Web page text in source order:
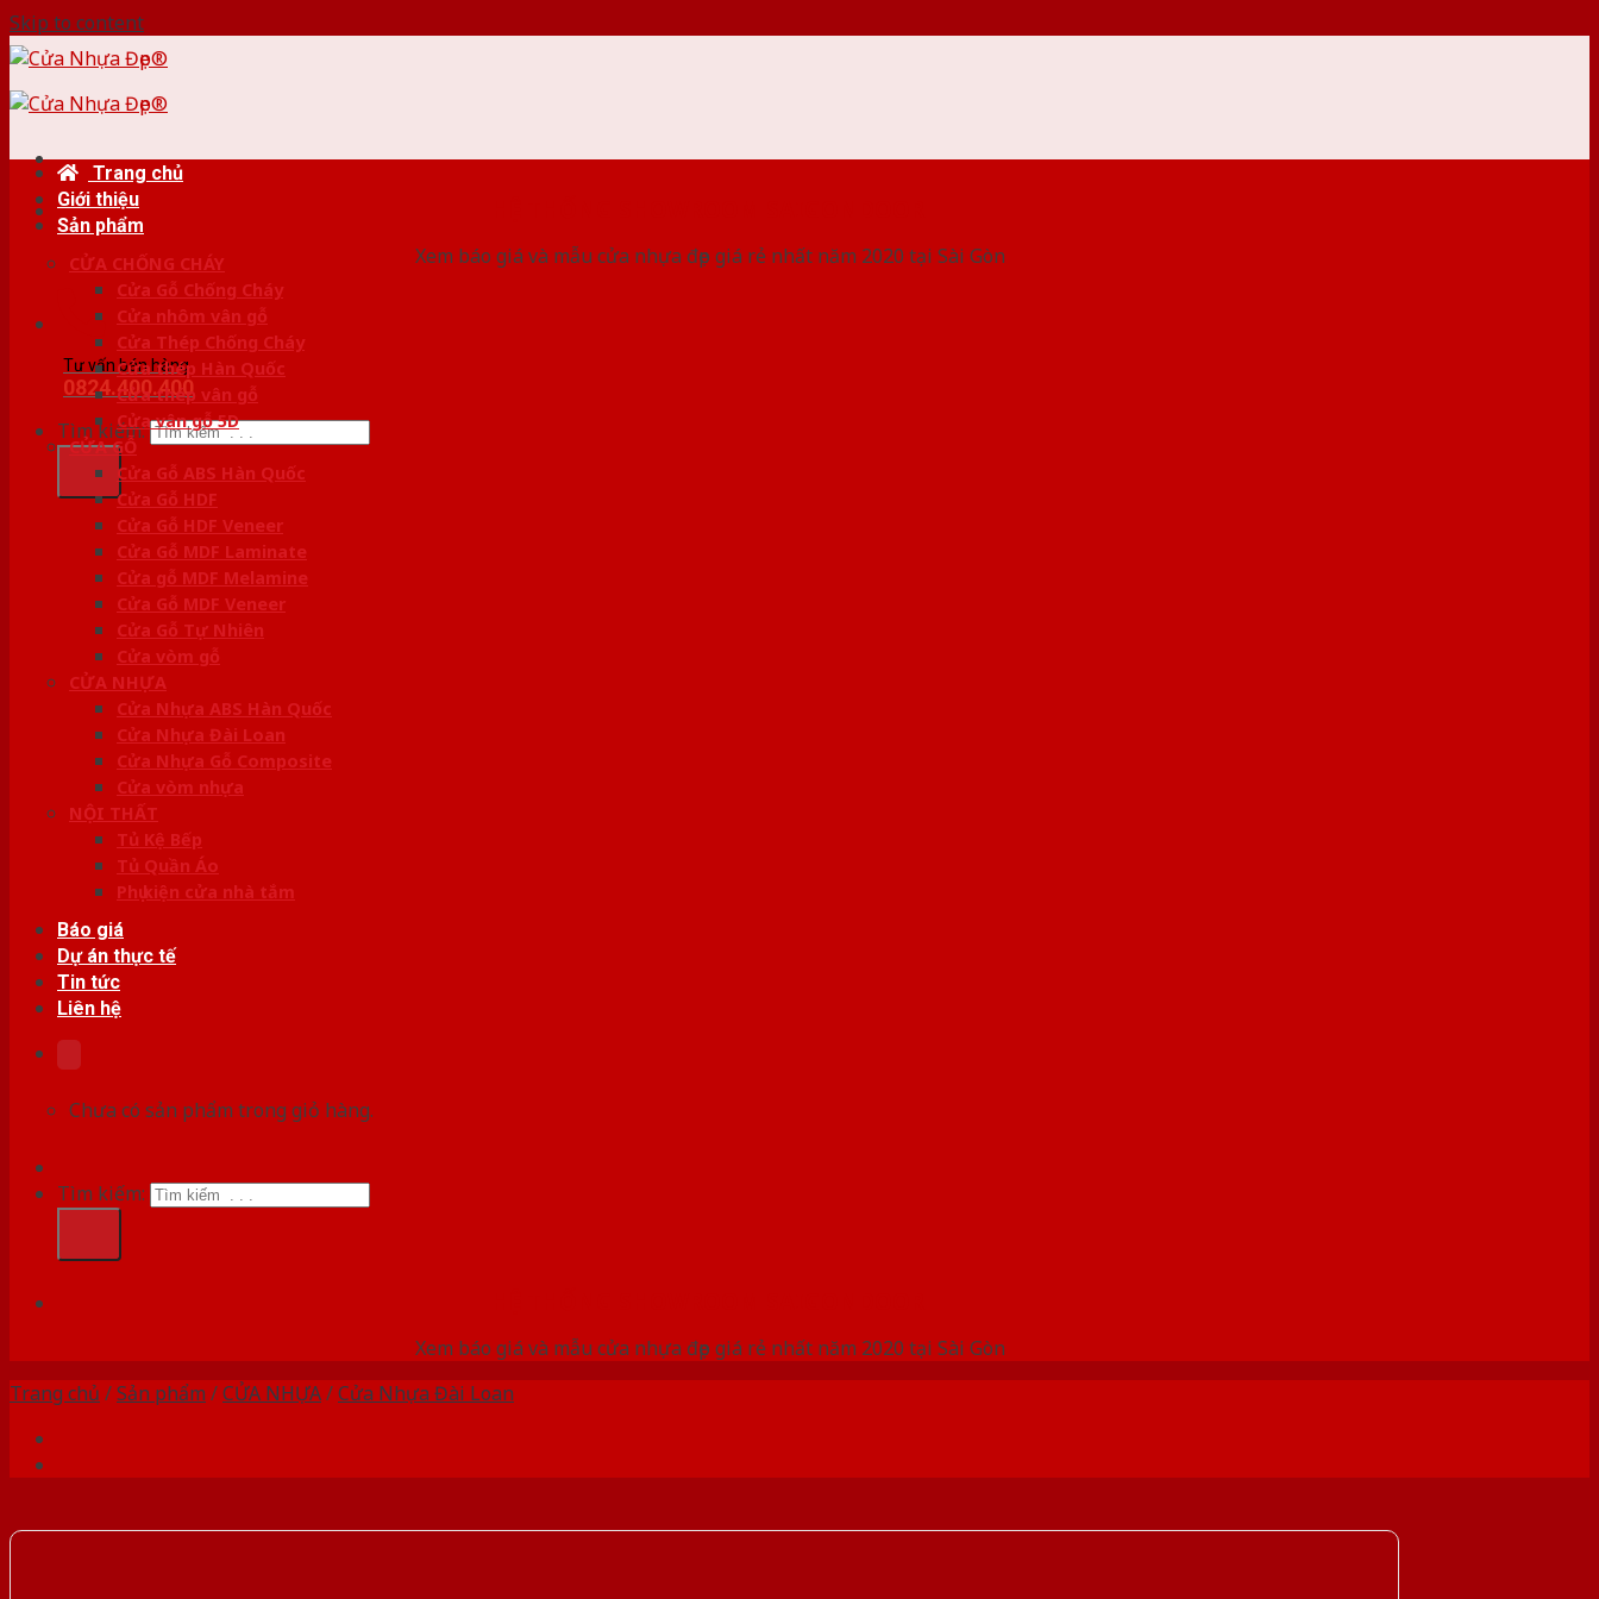
Skip to content
Xem báo giá và mẫu cửa nhựa đẹp giá rẻ nhất năm 2020 tại Sài Gòn
Tư vấn bán hàng
0824.400.400
Tìm kiếm:
Trang chủ
Giới thiệu
Sản phẩm
CỬA CHỐNG CHÁY
Cửa Gỗ Chống Cháy
Cửa nhôm vân gỗ
Cửa Thép Chống Cháy
Cửa thép Hàn Quốc
Cửa thép vân gỗ
Cửa vân gỗ 5D
CỬA GỖ
Cửa Gỗ ABS Hàn Quốc
Cửa Gỗ HDF
Cửa Gỗ HDF Veneer
Cửa Gỗ MDF Laminate
Cửa gỗ MDF Melamine
Cửa Gỗ MDF Veneer
Cửa Gỗ Tự Nhiên
Cửa vòm gỗ
CỬA NHỰA
Cửa Nhựa ABS Hàn Quốc
Cửa Nhựa Đài Loan
Cửa Nhựa Gỗ Composite
Cửa vòm nhựa
NỘI THẤT
Tủ Kệ Bếp
Tủ Quần Áo
Phụ kiện cửa nhà tắm
Báo giá
Dự án thực tế
Tin tức
Liên hệ
Chưa có sản phẩm trong giỏ hàng.
Tìm kiếm:
Xem báo giá và mẫu cửa nhựa đẹp giá rẻ nhất năm 2020 tại Sài Gòn
Trang chủ /Sản phẩm /CỬA NHỰA/Cửa Nhựa Đài Loan